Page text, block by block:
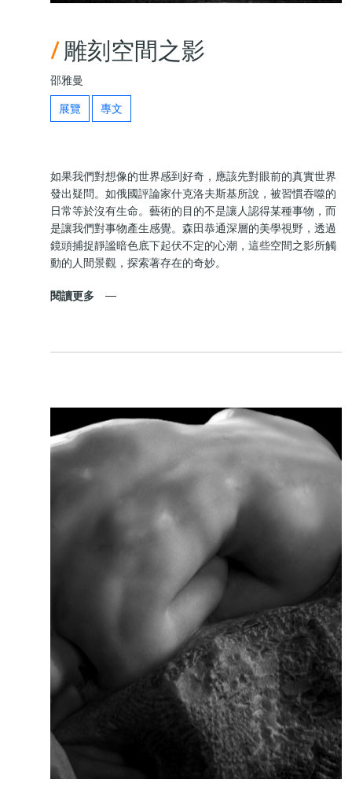
/雕刻空間之影
邵雅曼
展覽 專文
如果我們對想像的世界感到好奇，應該先對眼前的真實世界
發出疑問。如俄國評論家什克洛夫斯基所說，被習慣吞噬的
日常等於沒有生命。藝術的目的不是讓人認得某種事物，而
是讓我們對事物產生感覺。森田恭通深層的美學視野，透過
鏡頭捕捉靜謐暗色底下起伏不定的心潮，這些空間之影所觸
動的人間景觀，探索著存在的奇妙。
閱讀更多